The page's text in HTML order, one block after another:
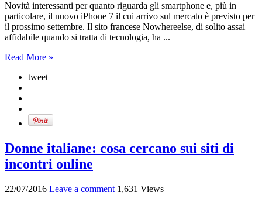
Novità interessanti per quanto riguarda gli smartphone e, più in
particolare, il nuovo iPhone 7 il cui arrivo sul mercato è previsto per
il prossimo settembre. Il sito francese Nowhereelse, di solito assai
affidabile quando si tratta di tecnologia, ha ...
Read More »
tweet
Donne italiane: cosa cercano sui siti di
incontri online
22/07/2016 Leave a comment 1,631 Views